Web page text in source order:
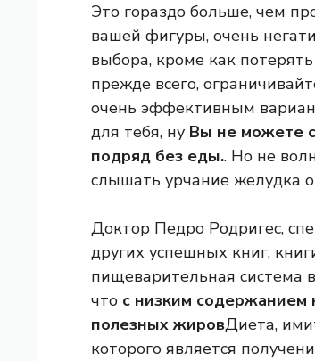
Это гораздо больше, чем
вашей фигуры, очень
выбора, кроме как
прежде всего,
очень эффективным
для тебя, ну Вы не можете
подряд без еды.. Но не
слышать урчание желудка
Доктор Педро Родригес,
других успешных книг,
пищеварительная система
что с низким содержанием
полезных жировДиета,
которого является